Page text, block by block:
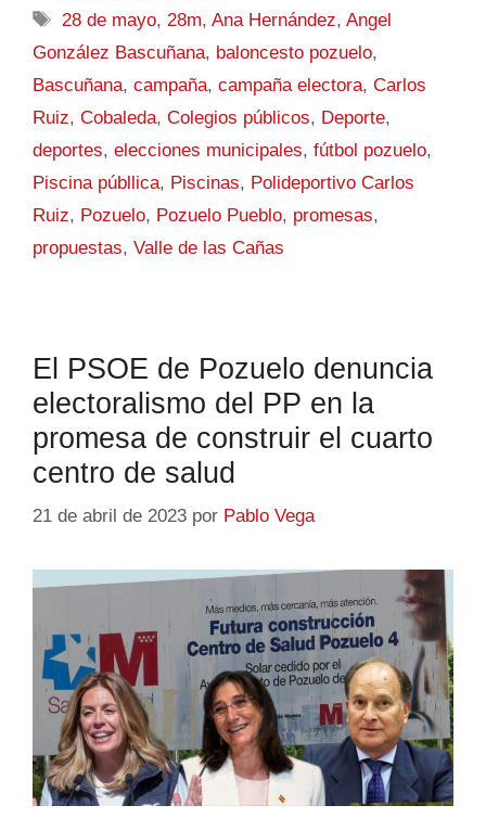
28 de mayo,28m,Ana Hernández,Angel
González Bascuñana, baloncesto pozuelo,
Bascuñana, campaña, campaña electora, Carlos
Ruiz, Cobaleda, Colegios públicos, Deporte,
deportes, elecciones municipales, fútbol pozuelo,
Piscina públlica, Piscinas, Polideportivo Carlos
Ruiz, Pozuelo, Pozuelo Pueblo, promesas,
propuestas, Valle de las Cañas
El PSOE de Pozuelo denuncia
electoralismo del PP en la
promesa de construir el cuarto
centro de salud
21 de abril de 2023 por Pablo Vega